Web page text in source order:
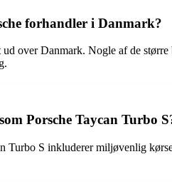
forhandler i Danmark?
over Danmark. Nogle af de
Porsche Taycan Turbo
Turbo S inkluderer miljøvenlig